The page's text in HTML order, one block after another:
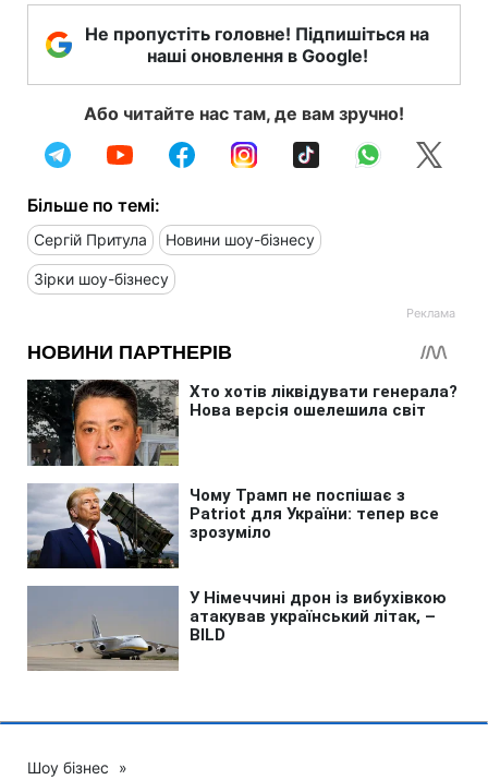
Не пропустіть головне! Підпишіться на
наші оновлення в Google!
Або читайте нас там, де вам зручно!
Більше по темі:
Сергій Притула Новини шоу-бізнесу
Зірки шоу-бізнесу
Шоу бізнес »